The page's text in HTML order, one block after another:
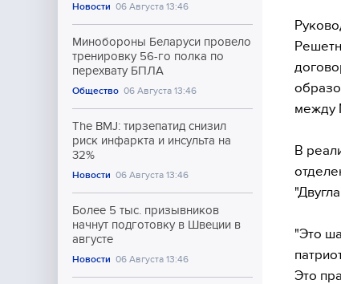
Новости 06 Августа 13:46
Минобороны Беларуси провело
тренировку 56-го полка по
перехвату БПЛА
Общество 06 Августа 13:46
The BMJ: тирзепатид снизил
риск инфаркта и инсульта на
32%
Новости 06 Августа 13:46
Более 5 тыс. призывников
начнут подготовку в Швеции в
августе
Новости 06 Августа 13:46
между
В
"Это
Это